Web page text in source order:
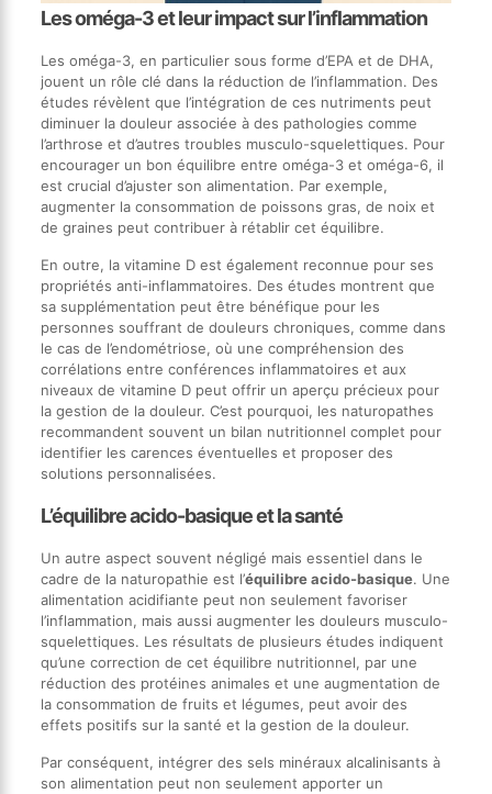
Les oméga-3 et leur impact sur l’inflammation
Les oméga-3, en particulier sous forme d’EPA et de DHA,
jouent un rôle clé dans la réduction de l’inflammation. Des
études révèlent que l’intégration de ces nutriments peut
diminuer la douleur associée à des pathologies comme
l’arthrose et d’autres troubles musculo-squelettiques. Pour
encourager un bon équilibre entre oméga-3 et oméga-6, il
est crucial d’ajuster son alimentation. Par exemple,
augmenter la consommation de poissons gras, de noix et
de graines peut contribuer à rétablir cet équilibre.
En outre, la vitamine D est également reconnue pour ses
propriétés anti-inflammatoires. Des études montrent que
sa supplémentation peut être bénéfique pour les
personnes souffrant de douleurs chroniques, comme dans
le cas de l’endométriose, où une compréhension des
corrélations entre conférences inflammatoires et aux
niveaux de vitamine D peut offrir un aperçu précieux pour
la gestion de la douleur. C’est pourquoi, les naturopathes
recommandent souvent un bilan nutritionnel complet pour
identifier les carences éventuelles et proposer des
solutions personnalisées.
L’équilibre acido-basique et la santé
Un autre aspect souvent négligé mais essentiel dans le
cadre de la naturopathie est l’équilibre acido-basique. Une
alimentation acidifiante peut non seulement favoriser
l’inflammation, mais aussi augmenter les douleurs musculo-
squelettiques. Les résultats de plusieurs études indiquent
qu’une correction de cet équilibre nutritionnel, par une
réduction des protéines animales et une augmentation de
la consommation de fruits et légumes, peut avoir des
effets positifs sur la santé et la gestion de la douleur.
Par conséquent, intégrer des sels minéraux alcalinisants à
son alimentation peut non seulement apporter un